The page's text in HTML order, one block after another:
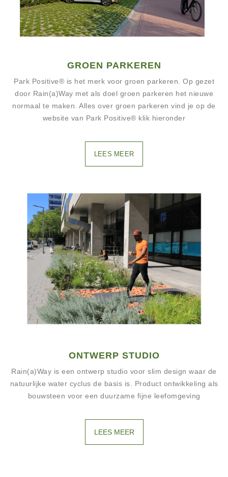
GROEN PARKEREN
Park Positive® is het merk voor groen parkeren. Op gezet
door Rain(a)Way met als doel groen parkeren het nieuwe
normaal te maken. Alles over groen parkeren vind je op de
website van Park Positive® klik hieronder
LEES MEER
ONTWERP STUDIO
Rain(a)Way is een ontwerp studio voor slim design waar de
natuurlijke water cyclus de basis is. Product ontwikkeling als
bouwsteen voor een duurzame fijne leefomgeving
LEES MEER